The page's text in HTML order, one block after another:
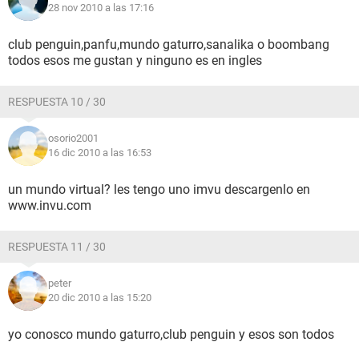
28 nov 2010 a las 17:16
club penguin,panfu,mundo gaturro,sanalika o boombang
todos esos me gustan y ninguno es en ingles
RESPUESTA 10 / 30
osorio2001
16 dic 2010 a las 16:53
un mundo virtual? les tengo uno imvu descargenlo en
www.invu.com
RESPUESTA 11 / 30
peter
20 dic 2010 a las 15:20
yo conosco mundo gaturro,club penguin y esos son todos